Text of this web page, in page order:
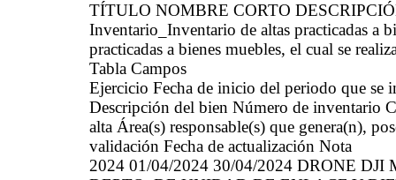
TÍTULO NOMBRE CORTO
Inventario_Inventario de altas practicadas a
practicadas a bienes muebles, el cual se
Tabla Campos
Ejercicio Fecha de inicio del periodo que se
Descripción del bien Número de inventario
alta Área(s) responsable(s) que genera(n),
validación Fecha de actualización Nota
2024 01/04/2024 30/04/2024 DRONE